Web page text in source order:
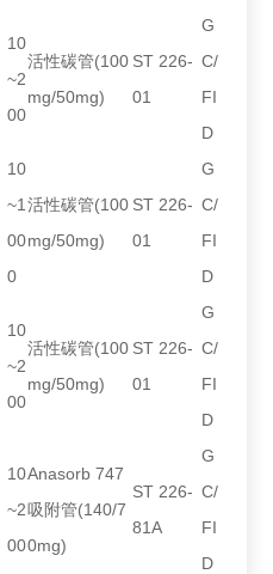
10
~2
00
活性碳管(100
mg/50mg)
ST 226-
01
G
C/
FI
D
10
~1
00
0
活性碳管(100
mg/50mg)
ST 226-
01
G
C/
FI
D
10
~2
00
活性碳管(100
mg/50mg)
ST 226-
01
G
C/
FI
D
10
~2
00
Anasorb 747
吸附管(140/7
0mg)
ST 226-
81A
G
C/
FI
D